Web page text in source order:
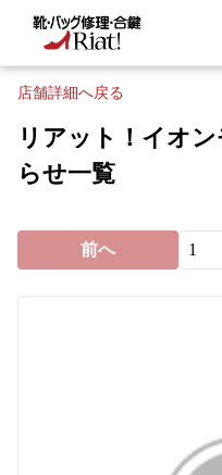
お問い合わせ
店舗詳細へ戻る
リアット！イオ
らせ一覧
前へ